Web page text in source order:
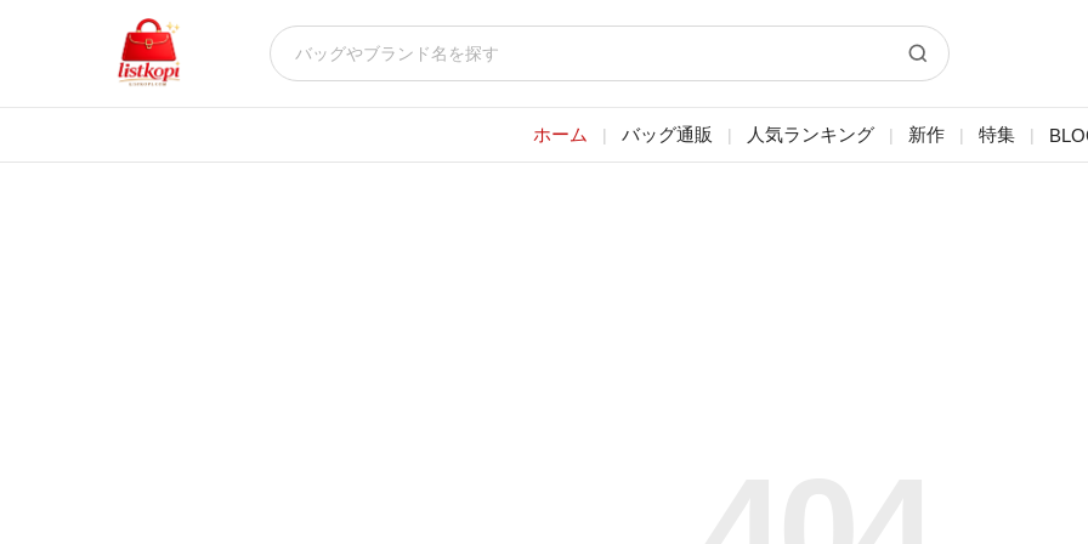
ホーム | バッグ通販 | 人気ランキング | 新作 | 特集 |